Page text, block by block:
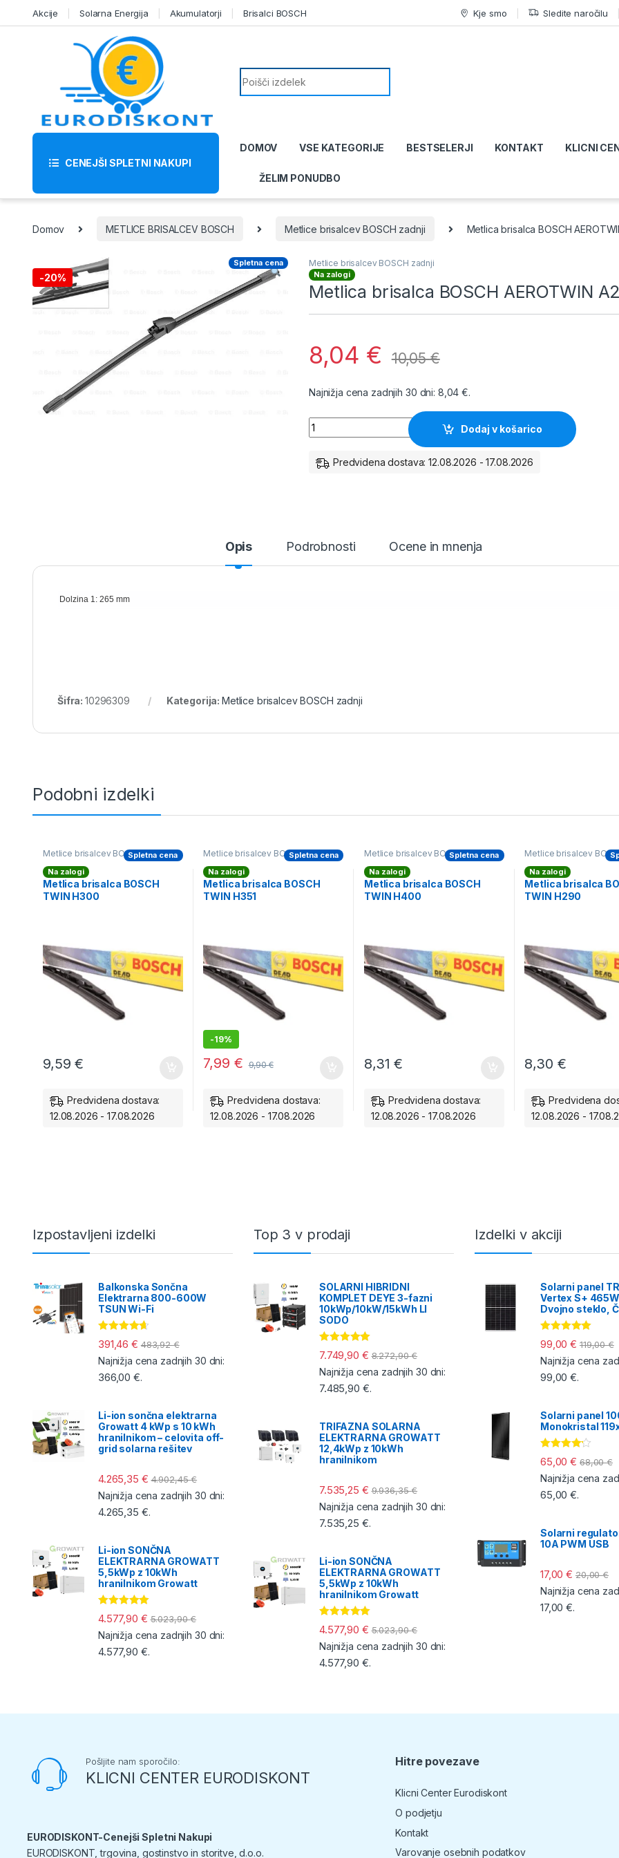
Skip to navigation
Akcije Solarna Energija Akumulatorji Brisalci BOSCH Kje smo Sledite naročilu
Search for:
CENEJŠI SPLETNI NAKUPI
DOMOV VSE KATEGORIJE BESTSELERJI KONTAKT KLICNI
ŽELIM PONUDBO
Domov METLICE BRISALCEV BOSCH Metlice brisalcev BOSCH zadnji Metlica brisalca BOSCH
-20%
Spletna cena Metlice brisalcev BOSCH zadnji
Na zalogi
Metlica brisalca BOSCH AEROTWIN
8,04 € 10,05€
Najnižja cena zadnjih 30 dni: 8,04€.
Metlica brisalca BOSCH AEROTWIN A275H količina
Dodaj v košarico
Predvidena dostava: 12.08.2026 - 17.08.2026
Opis Podrobnosti Ocene in mnenja
Dolzina 1: 265 mm
Šifra:10296309 Kategorija: Metlice brisalcev BOSCH zadnji
Podobni izdelki
Metlice brisalcev BOSCH zadnji
Na zalogi
Metlica brisalca BOSCH
TWIN H300
Spletna cena
9,59€
Predvidena dostava:
12.08.2026 - 17.08.2026
Metlice brisalcev BOSCH zadnji
Na zalogi
Metlica brisalca BOSCH
TWIN H351
-19%
Spletna cena
7,99 € 9,90€
Predvidena dostava:
12.08.2026 - 17.08.2026
Metlice brisalcev BOSCH zadnji
Na zalogi
Metlica brisalca BOSCH
TWIN H400
Spletna cena
8,31€
Predvidena dostava:
12.08.2026 - 17.08.2026
Metlice brisalcev
Na zalogi
Metlica brisalca
TWIN H290
8,30 €
Predvidena
12.08.2026 -
Izpostavljeni izdelki
Balkonska Sončna
Elektrarna 800-600W
TSUN Wi-Fi
Ocenjeno
4.50od 5
391,46€ 483,92€
Najnižja cena zadnjih 30 dni:
366,00€.
Li-ion sončna elektrarna
Growatt 4 kWp s 10 kWh
hranilnikom – celovita off-
grid solarna rešitev
4.265,35 € 4.902,45€
Najnižja cena zadnjih 30 dni:
4.265,35 €.
Li-ion SONČNA
ELEKTRARNA GROWATT
5,5kWp z 10kWh
hranilnikom Growatt
Ocenjeno
5.00od 5
4.577,90 € 5.023,90€
Najnižja cena zadnjih 30 dni:
4.577,90 €.
Top 3 v prodaji
SOLARNI HIBRIDNI
KOMPLET DEYE 3-fazni
10kWp/10kW/15kWh LI
SODO
Ocenjeno
5.00od 5
7.749,90 € 8.272,90€
Najnižja cena zadnjih 30 dni:
7.485,90 €.
TRIFAZNA SOLARNA
ELEKTRARNA GROWATT
12,4kWp z 10kWh
hranilnikom
7.535,25 € 9.936,35€
Najnižja cena zadnjih 30 dni:
7.535,25 €.
Li-ion SONČNA
ELEKTRARNA GROWATT
5,5kWp z 10kWh
hranilnikom Growatt
Ocenjeno
5.00od 5
4.577,90 € 5.023,90€
Najnižja cena zadnjih 30 dni:
4.577,90 €.
Izdelki v akciji
Solarni panel
Vertex S+
Dvojno steklo,
Ocenjeno
5.00od 5
99,00€ 119,00€
Najnižja cena
99,00€.
Solarni panel
Monokristal
Ocenjeno
4.00od 5
65,00€ 68,00€
Najnižja cena
65,00€.
Solarni
10A PWM USB
17,00€ 20,00€
Najnižja cena
17,00€.
Pošljite nam sporočilo:
KLICNI CENTER EURODISKONT
EURODISKONT-Cenejši Spletni Nakupi
EURODISKONT, trgovina, gostinstvo in storitve, d.o.o.
Hitre povezave
Klicni Center Eurodiskont
O podjetju
Kontakt
Varovanje osebnih podatkov